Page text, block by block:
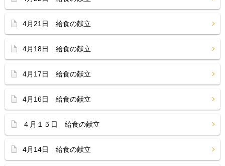
4月21日 給食の献立
4月18日 給食の献立
4月17日 給食の献立
4月16日 給食の献立
４月１５日 給食の献立
4月14日 給食の献立